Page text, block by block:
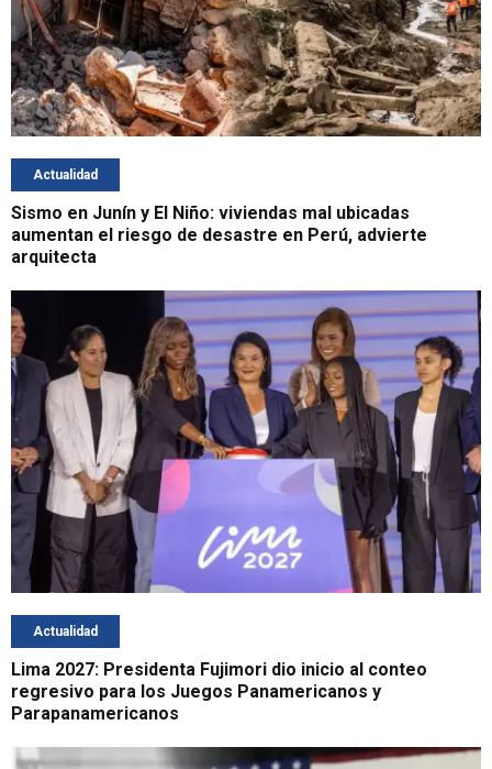
Actualidad
Sismo en Junín y El Niño: viviendas mal ubicadas
aumentan el riesgo de desastre en Perú, advierte
arquitecta
Actualidad
Lima 2027: Presidenta Fujimori dio inicio al conteo
regresivo para los Juegos Panamericanos y
Parapanamericanos